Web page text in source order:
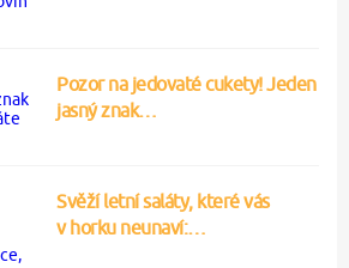
Pozor na jedovaté cukety! Jeden
jasný znak…
Svěží letní saláty, které vás
v horku neunaví:…